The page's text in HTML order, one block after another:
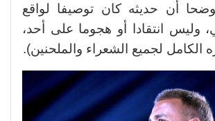
أن حديثه كان توصيفا لواقع
وليس انتقادا أو هجوما على أحد،
الكامل لجميع الشعراء والملحنين).